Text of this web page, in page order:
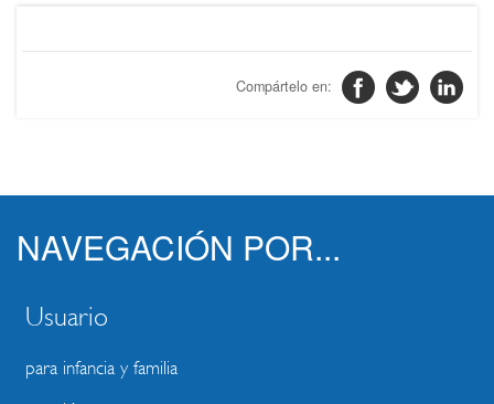
NAVEGACIÓN POR...
Usuario
para infancia y familia